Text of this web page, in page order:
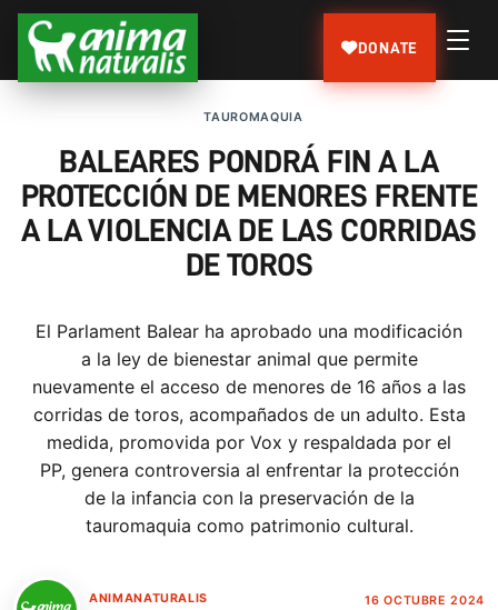
DONATE
TAUROMAQUIA
BALEARES PONDRÁ FIN A LA
PROTECCIÓN DE MENORES FRENTE
A LA VIOLENCIA DE LAS CORRIDAS
DE TOROS
El Parlament Balear ha aprobado una modificación
a la ley de bienestar animal que permite
nuevamente el acceso de menores de 16 años a las
corridas de toros, acompañados de un adulto. Esta
medida, promovida por Vox y respaldada por el
PP, genera controversia al enfrentar la protección
de la infancia con la preservación de la
tauromaquia como patrimonio cultural.
ANIMANATURALIS
16 OCTUBRE 2024